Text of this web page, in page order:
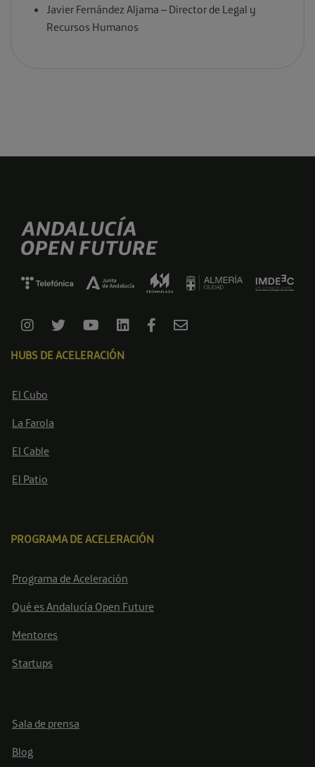
Javier Fernández Aljama – Director de Legal y
Recursos Humanos
HUBS DE ACELERACIÓN
El Cubo
La Farola
El Cable
El Patio
PROGRAMA DE ACELERACIÓN
Programa de Aceleración
Qué es Andalucía Open Future
Mentores
Startups
Sala de prensa
Blog